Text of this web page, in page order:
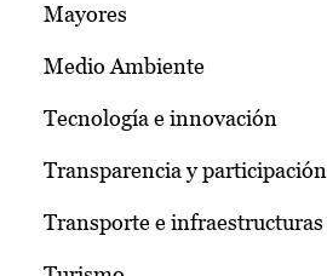
Mayores
Medio Ambiente
Tecnología e innovación
Transparencia y participación
Transporte e infraestructuras